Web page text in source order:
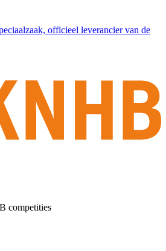
officieel leverancier van de
competities